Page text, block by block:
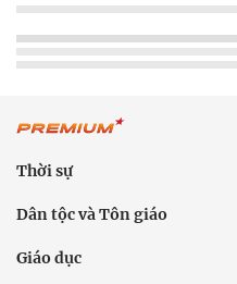
Thời sự
Dân tộc và Tôn giáo
Giáo dục